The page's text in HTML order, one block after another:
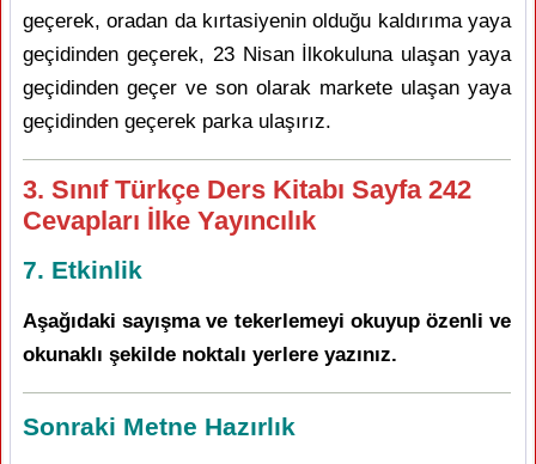
geçerek, oradan da kırtasiyenin olduğu kaldırıma yaya
geçidinden geçerek, 23 Nisan İlkokuluna ulaşan yaya
geçidinden geçer ve son olarak markete ulaşan yaya
geçidinden geçerek parka ulaşırız.
3. Sınıf Türkçe Ders Kitabı Sayfa 242
Cevapları İlke Yayıncılık
7. Etkinlik
Aşağıdaki sayışma ve tekerlemeyi okuyup özenli ve
okunaklı şekilde noktalı yerlere yazınız.
Sonraki Metne Hazırlık